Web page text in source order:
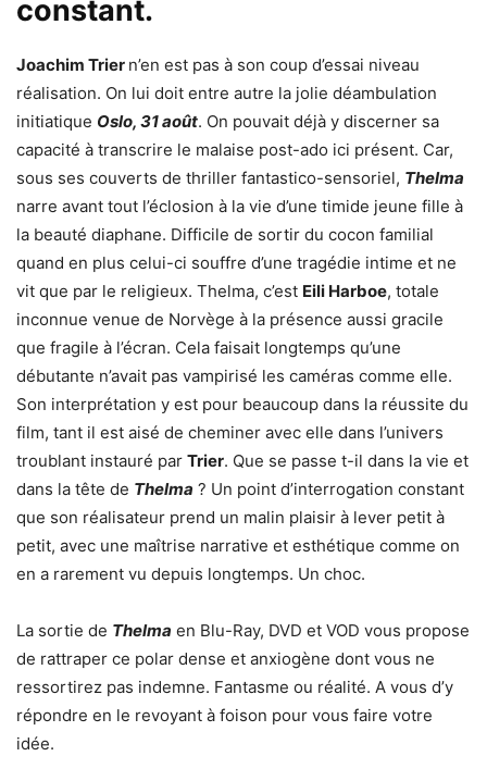
constant.
Joachim Trier n’en est pas à son coup d’essai niveau
réalisation. On lui doit entre autre la jolie déambulation
initiatique Oslo, 31 août. On pouvait déjà y discerner sa
capacité à transcrire le malaise post-ado ici présent. Car,
sous ses couverts de thriller fantastico-sensoriel, Thelma
narre avant tout l’éclosion à la vie d’une timide jeune fille à
la beauté diaphane. Difficile de sortir du cocon familial
quand en plus celui-ci souffre d’une tragédie intime et ne
vit que par le religieux. Thelma, c’est Eili Harboe, totale
inconnue venue de Norvège à la présence aussi gracile
que fragile à l’écran. Cela faisait longtemps qu’une
débutante n’avait pas vampirisé les caméras comme elle.
Son interprétation y est pour beaucoup dans la réussite du
film, tant il est aisé de cheminer avec elle dans l’univers
troublant instauré par Trier. Que se passe t-il dans la vie et
dans la tête de Thelma ? Un point d’interrogation constant
que son réalisateur prend un malin plaisir à lever petit à
petit, avec une maîtrise narrative et esthétique comme on
en a rarement vu depuis longtemps. Un choc.
La sortie de Thelma en Blu-Ray, DVD et VOD vous propose
de rattraper ce polar dense et anxiogène dont vous ne
ressortirez pas indemne. Fantasme ou réalité. A vous d’y
répondre en le revoyant à foison pour vous faire votre
idée.